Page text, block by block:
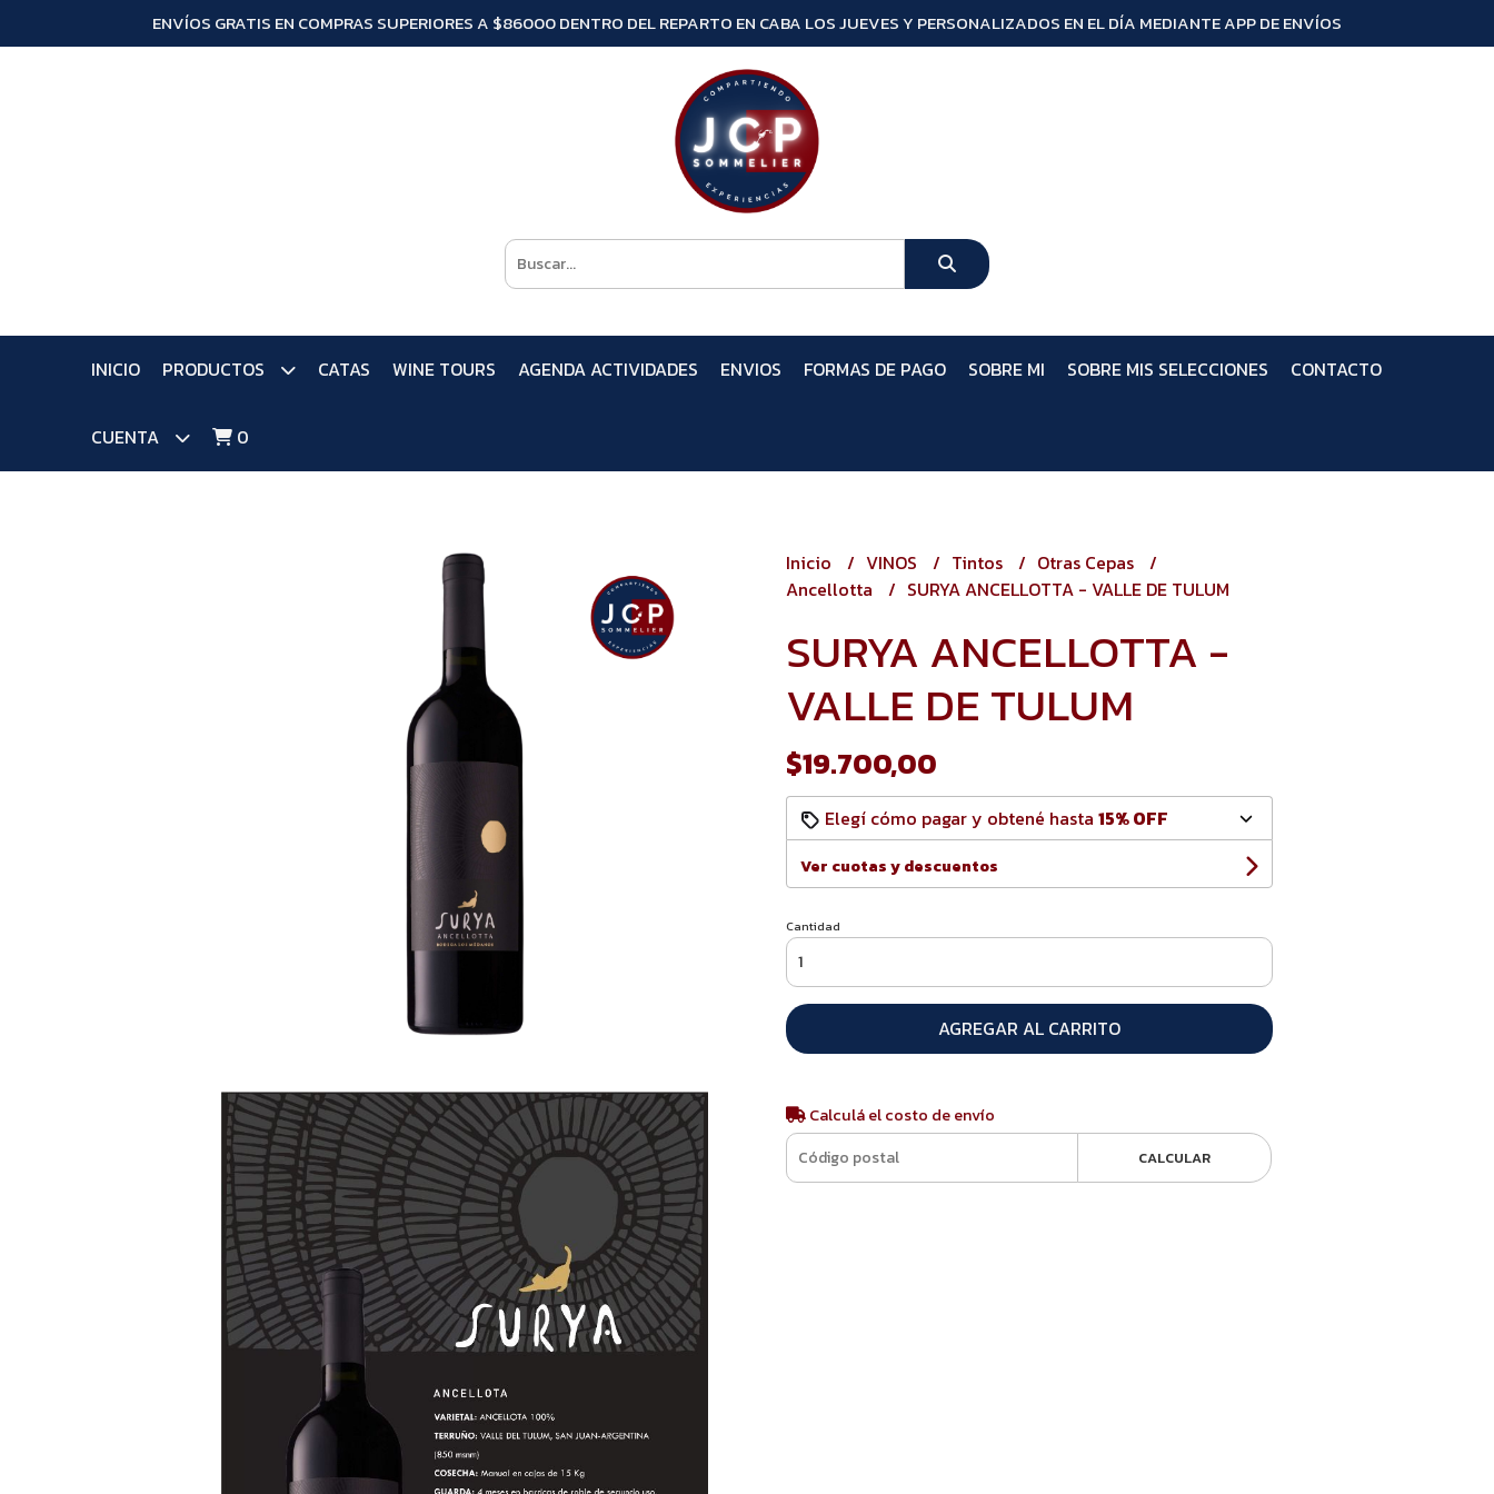
ENVÍOS GRATIS EN COMPRAS SUPERIORES A $86000 DENTRO DEL REPARTO EN CABA LOS JUEVES Y PERSONALIZADOS EN EL DÍA MEDIANTE APP DE ENVÍOS
INICIO PRODUCTOS CATAS WINE TOURS AGENDA ACTIVIDADES ENVIOS FORMAS DE PAGO SOBRE MI SOBRE MIS SELECCIONES CONTACTO
CUENTA 0
Inicio VINOS Tintos
Otras Cepas
Ancellotta
SURYA ANCELLOTTA - VALLE DE TULUM
SURYA ANCELLOTTA -
VALLE DE TULUM
$19.700,00
Elegí cómo pagar y obtené hasta 15% OFF
Ver cuotas y descuentos
Cantidad
AGREGAR AL CARRITO
Calculá el costo de envío
CALCULAR